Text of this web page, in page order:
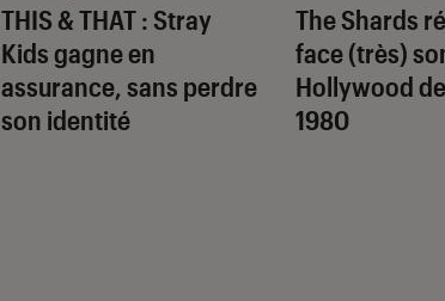
THIS & THAT: Stray
Kids gagne en
assurance, sans perdre
son identité
The Shards
face (très)
Hollywood
1980